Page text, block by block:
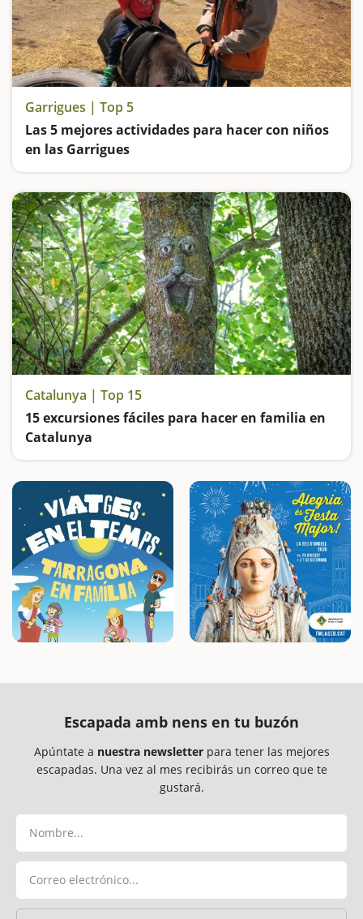
Garrigues | Top 5
Las 5 mejores actividades para hacer con niños
en las Garrigues
Catalunya | Top 15
15 excursiones fáciles para hacer en familia en
Catalunya
Escapada amb nens en tu buzón
Apúntate a nuestra newsletterpara tener las mejores
escapadas. Una vez al mes recibirás un correo que te
gustará.